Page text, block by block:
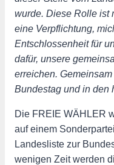
wurde. Diese Rolle ist
eine Verpflichtung,
Entschlossenheit für
dafür, unsere
erreichen.
Bundestag und in den
Die FREIE WÄHLER
auf einem
Landesliste zur
wenigen Zeit werden